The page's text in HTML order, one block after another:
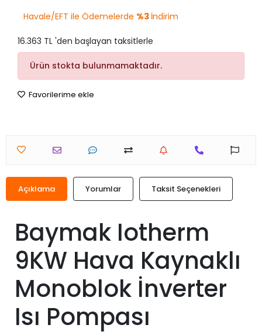
Havale/EFT ile Ödemelerde %3 İndirim
16.363 TL 'den başlayan taksitlerle
Ürün stokta bulunmamaktadır.
Favorilerime ekle
Açıklama Yorumlar Taksit Seçenekleri
Baymak Iotherm
9KW Hava Kaynaklı
Monoblok İnverter
Isı Pompası